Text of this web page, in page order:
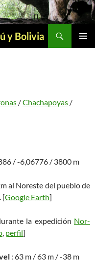
y Bolivia
/Chachapoyas /
/ -6,06776 / 3800 m
al Noreste del pueblo de
[Google Earth]
la expedición Nor-
, perfil]
: 63 m / 63 m / -38 m